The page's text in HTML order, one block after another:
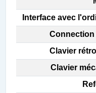
Interface avec
Connection
Clavier
Clavier